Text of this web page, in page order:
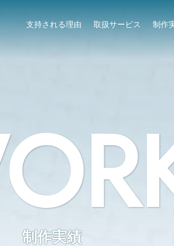
支持される理由 取扱サービス 制作
制作実績